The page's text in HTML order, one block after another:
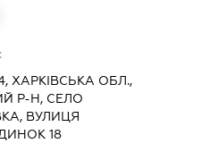
ХАРКІВСЬКА ОБЛ.,
Р-Н, СЕЛО
ВУЛИЦЯ
18